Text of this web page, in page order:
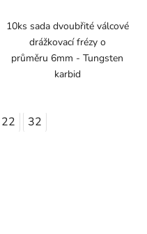
10ks sada dvoubřité válcové
drážkovací frézy o
průměru 6mm - Tungsten
karbid
22 32